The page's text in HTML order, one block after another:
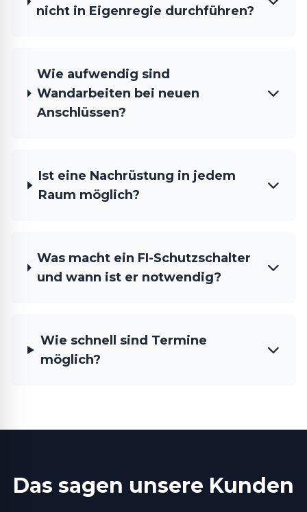
nicht in Eigenregie durchführen?
Wie aufwendig sind
Wandarbeiten bei neuen
Anschlüssen?
Ist eine Nachrüstung in jedem
Raum möglich?
Was macht ein FI-Schutzschalter
und wann ist er notwendig?
Wie schnell sind Termine
möglich?
Das sagen unsere Kunden